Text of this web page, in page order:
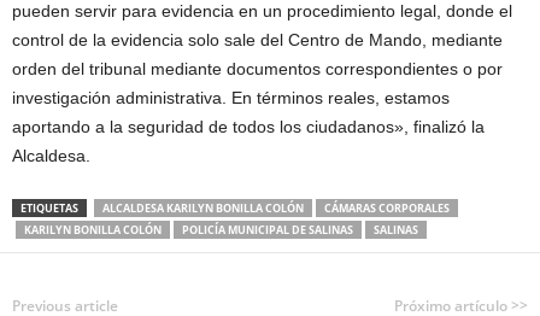
pueden servir para evidencia en un procedimiento legal, donde el
control de la evidencia solo sale del Centro de Mando, mediante
orden del tribunal mediante documentos correspondientes o por
investigación administrativa. En términos reales, estamos
aportando a la seguridad de todos los ciudadanos», finalizó la
Alcaldesa.
ETIQUETAS ALCALDESA KARILYN BONILLA COLÓN
CÁMARAS CORPORALES
KARILYN BONILLA COLÓN
POLICÍA MUNICIPAL DE SALINAS SALINAS
Previous article Próximo artículo >>